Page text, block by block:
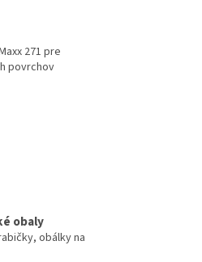
271 pre
povrchov
obaly
obálky na